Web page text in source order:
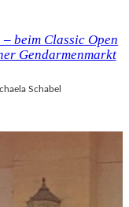
beim Classic Open
Gendarmenmarkt
Schabel